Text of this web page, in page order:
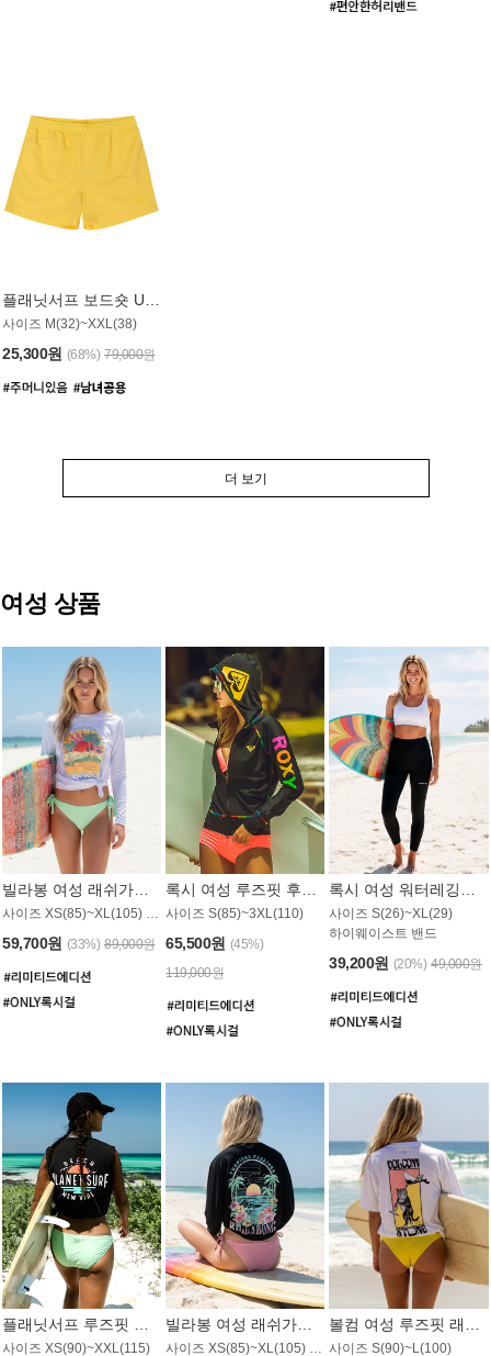
플래닛서프 보드숏 UMB008YPS
사이즈 M(32)~XXL(38)
25,300원 (68%) 79,000원
더 보기
여성 상품
59,700원 (33%) 89,000원
사이즈 S(85)~3XL(110)
65,500원 (45%)
119,000원
사이즈 S(26)~XL(29)
하이웨이스트 밴드
39,200원 (20%) 49,000원
사이즈 XS(90)~XXL(115) 사이즈 XS(85)~XL(105) / 오버핏 사이즈 S(90)~L(100)